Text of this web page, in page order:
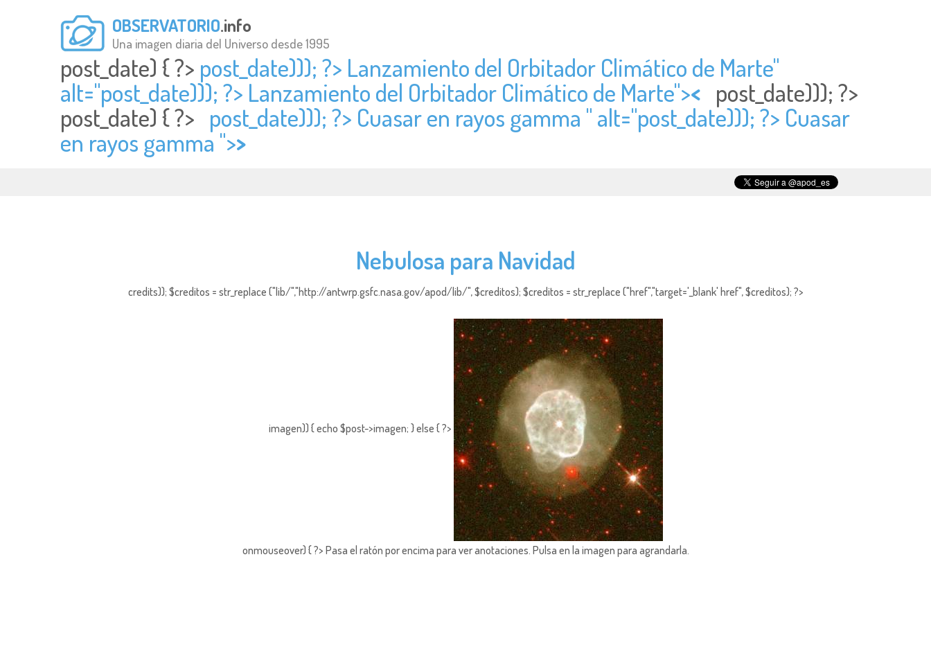
OBSERVATORIO.info
Una imagen diaria del Universo desde 1995
post_date) { ?> post_date))); ?> Lanzamiento del Orbitador Climático de Marte"
alt="post_date))); ?> Lanzamiento del Orbitador Climático de Marte">< post_date))); ?>
post_date) { ?> post_date))); ?> Cuasar en rayos gamma " alt="post_date))); ?> Cuasar
en rayos gamma ">>
Nebulosa para Navidad
credits)); $creditos = str_replace ("lib/","http://antwrp.gsfc.nasa.gov/apod/lib/", $creditos); $creditos = str_replace ("href","target='_blank' href", $creditos); ?>
imagen)) { echo $post->imagen; } else { ?>
onmouseover) { ?> Pasa el ratón por encima para ver anotaciones. Pulsa en la imagen para agrandarla.